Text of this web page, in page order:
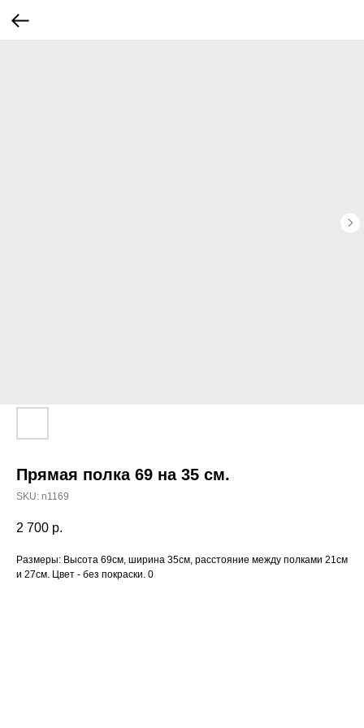
Прямая полка 69 на 35 см.
SKU: n1169
2 700 р.
Размеры: Высота 69см, ширина 35см, расстояние между полками 21см
и 27см. Цвет - без покраски. 0